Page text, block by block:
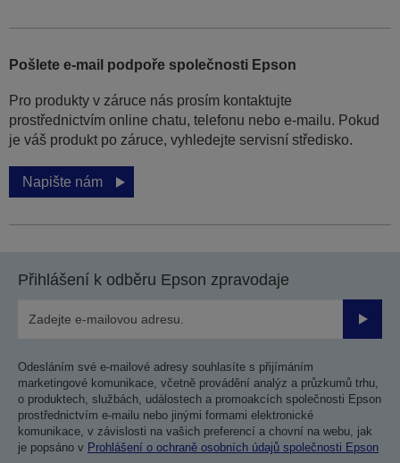
Pošlete e-mail podpoře společnosti Epson
Pro produkty v záruce nás prosím kontaktujte
prostřednictvím online chatu, telefonu nebo e-mailu. Pokud
je váš produkt po záruce, vyhledejte servisní středisko.
Napište nám
Přihlášení k odběru Epson zpravodaje
Odesláním své e-mailové adresy souhlasíte s přijímáním
marketingové komunikace, včetně provádění analýz a průzkumů trhu,
o produktech, službách, událostech a promoakcích společnosti Epson
prostřednictvím e-mailu nebo jinými formami elektronické
komunikace, v závislosti na vašich preferencí a chovní na webu, jak
je popsáno v Prohlášení o ochraně osobních údajů společnosti Epson